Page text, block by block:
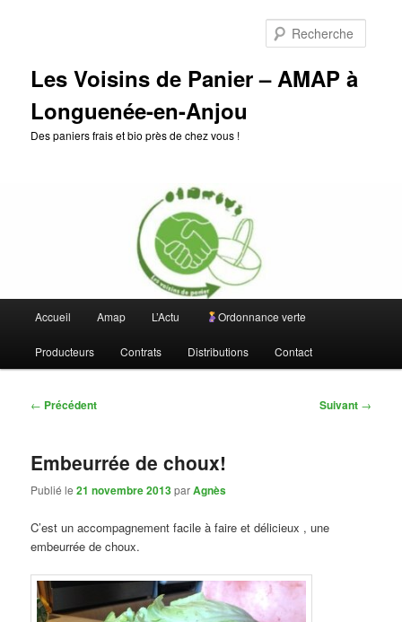
Les Voisins de Panier – AMAP à
Longuenée-en-Anjou
Des paniers frais et bio près de chez vous !
principal
Accueil Amap L’Actu Ordonnance verte
Producteurs Contrats Distributions Contact
Navigation
← Précédent Suivant →
Embeurrée de choux!
Publié le21 novembre 2013parAgnès
C’est un accompagnement facile à faire et délicieux , une
embeurrée de choux.